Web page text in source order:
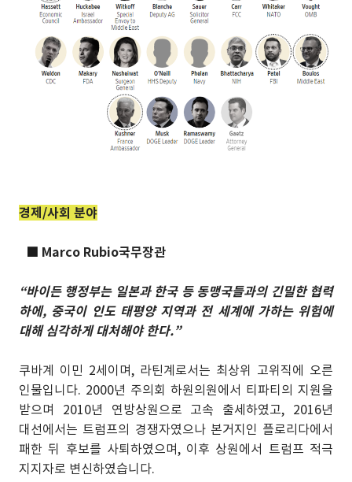
경제/사회 분야
■ Marco Rubio국무장관
“바이든 행정부는 일본과 한국 등 동맹국들과의 긴밀한 협력
하에, 중국이 인도 태평양 지역과 전 세계에 가하는 위험에
대해 심각하게 대처해야 한다.”
쿠바계 이민 2세이며, 라틴계로서는 최상위 고위직에 오른
인물입니다. 2000년 주의회 하원의원에서 티파티의 지원을
받으며 2010년 연방상원으로 고속 출세하였고, 2016년
대선에서는 트럼프의 경쟁자였으나 본거지인 플로리다에서
패한 뒤 후보를 사퇴하였으며, 이후 상원에서 트럼프 적극
지지자로 변신하였습니다.